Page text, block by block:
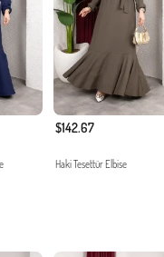
$142.67
Haki Tesettür Elbise